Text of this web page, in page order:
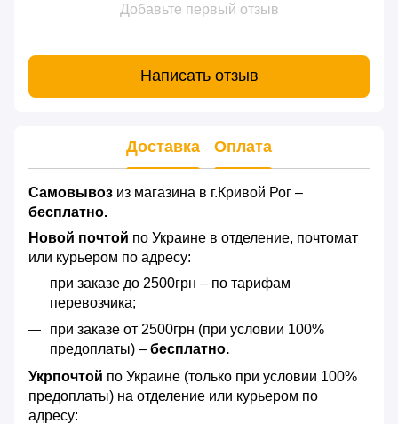
Добавьте первый отзыв
Написать отзыв
Доставка Оплата
Самовывоз из магазина в г.Кривой Рог –
бесплатно.
Новой почтой по Украине в отделение, почтомат
или курьером по адресу:
при заказе до 2500грн – по тарифам
перевозчика;
при заказе от 2500грн (при условии 100%
предоплаты) – бесплатно.
Укрпочтой по Украине (только при условии 100%
предоплаты) на отделение или курьером по
адресу: